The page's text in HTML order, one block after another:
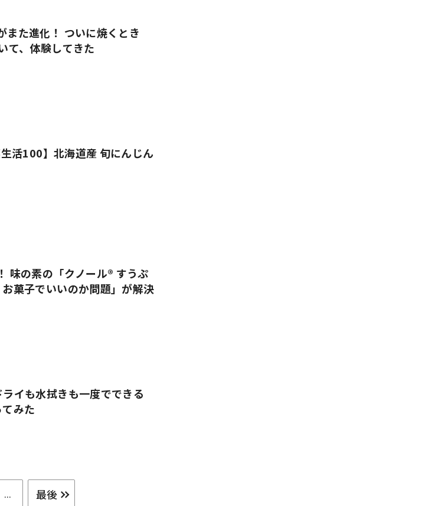
また進化！ ついに焼くとき
て、体験してきた
活100】北海道産 旬にんじん
味の素の「クノール® すうぷ
菓子でいいのか問題」が解決
イも水拭きも一度でできる
みた
... 最後